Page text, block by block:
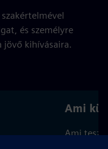
és személyre
jövő kihívásaira.
Ami
Ami teszi